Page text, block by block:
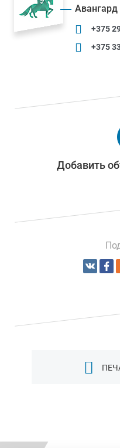
+375
+375
Добавить